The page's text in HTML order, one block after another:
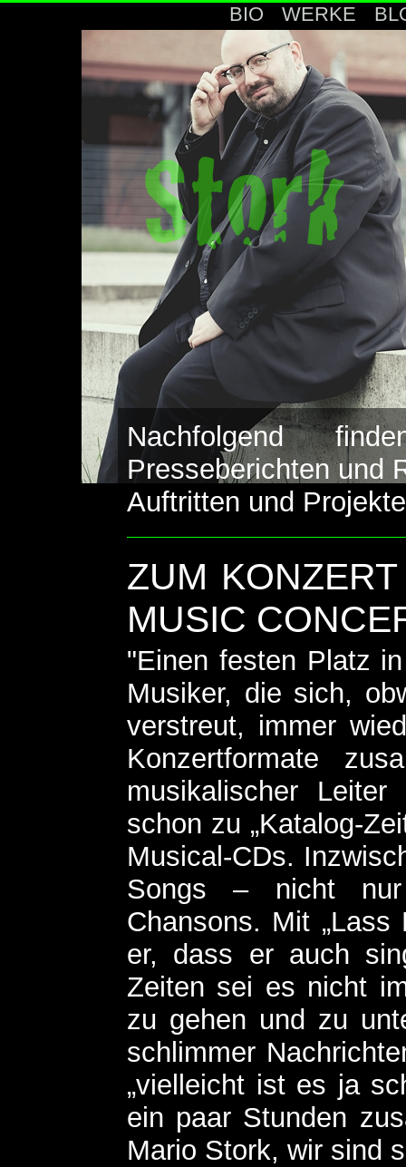
BIO WERKE
Nachfolgend
Presseberichten und
Auftritten und
ZUM
MUSIC
"Einen festen Platz
Musiker, die sich,
verstreut, immer
Konzertformate
musikalischer
schon zu „Katalog-
Musical-CDs.
Songs – nicht nur
Chansons. Mit
er, dass er auch
Zeiten sei es nicht
zu gehen und zu
schlimmer
„vielleicht ist es ja
ein paar Stunden
Mario Stork, wir sind